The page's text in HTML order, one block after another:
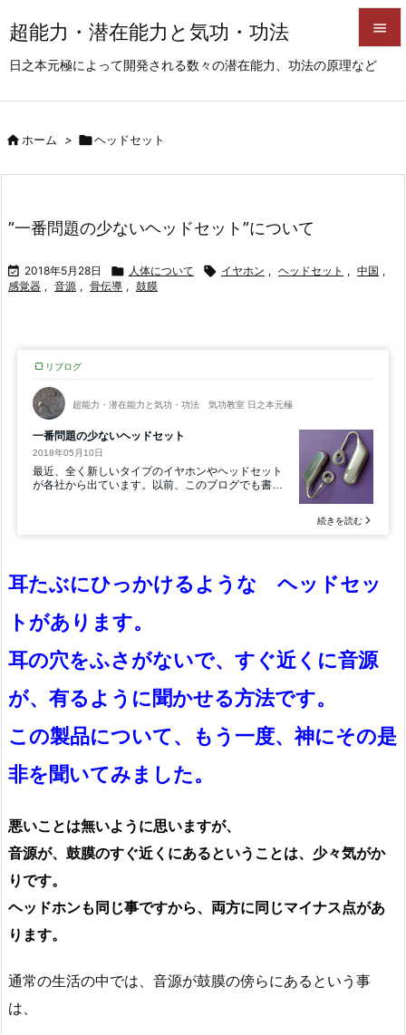
超能力・潜在能力と気功・功法
日之本元極によって開発される数々の潜在能力、功法の原理など


前へ
検索
ホーム > ヘッドセット
”一番問題の少ないヘッドセット”について
 2018年5月28日  人体について  イヤホン , ヘッドセット , 中国 ,
感覚器 , 音源 , 骨伝導 , 鼓膜
耳たぶにひっかけるような ヘッドセッ
トがあります。
耳の穴をふさがないで、すぐ近くに音源
が、有るように聞かせる方法です。
この製品について、もう一度、神にその是
非を聞いてみました。
悪いことは無いように思いますが、
音源が、鼓膜のすぐ近くにあるということは、少々気がか
りです。
ヘッドホンも同じ事ですから、両方に同じマイナス点があ
ります。
通常の生活の中では、音源が鼓膜の傍らにあるという事
は、